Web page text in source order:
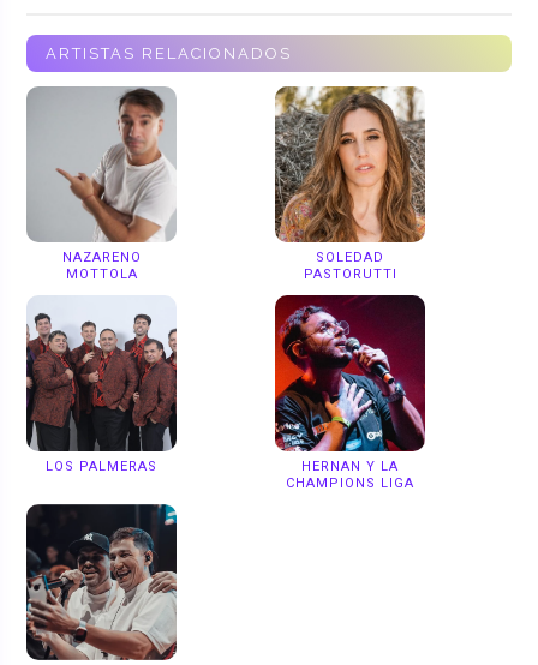
ARTISTAS RELACIONADOS
NAZARENO
MOTTOLA
SOLEDAD
PASTORUTTI
LOS PALMERAS
HERNAN Y LA
CHAMPIONS LIGA